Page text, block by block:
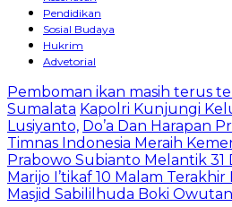
Pendidikan
Sosial Budaya
Hukrim
Advetorial
Pemboman ikan masih terus
Sumalata Kapolri Kunjungi
Lusiyanto, Do’a Dan Harapan
Timnas Indonesia Meraih
Prabowo Subianto Melantik 31
Marijo I’tikaf 10 Malam
Masjid Sabililhuda Boki